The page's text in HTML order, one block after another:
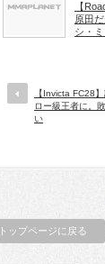
【
原田
シ・
【Invicta FC28
ロー級王者に。
い
トップページに戻る